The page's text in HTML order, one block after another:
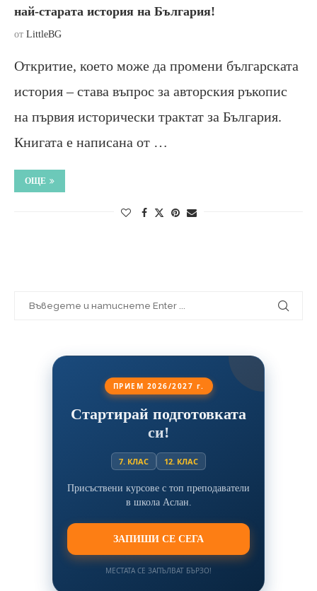
най-старата история на България!
от LittleBG
Откритие, което може да промени българската
история – става въпрос за авторския ръкопис
на първия исторически трактат за България.
Книгата е написана от …
ОЩЕ
ПРИЕМ 2026/2027 г.
Стартирай подготовката
си!
7. КЛАС 12. КЛАС
Присъствени курсове с топ преподаватели
в школа Аслан.
ЗАПИШИ СЕ СЕГА
МЕСТАТА СЕ ЗАПЪЛВАТ БЪРЗО!